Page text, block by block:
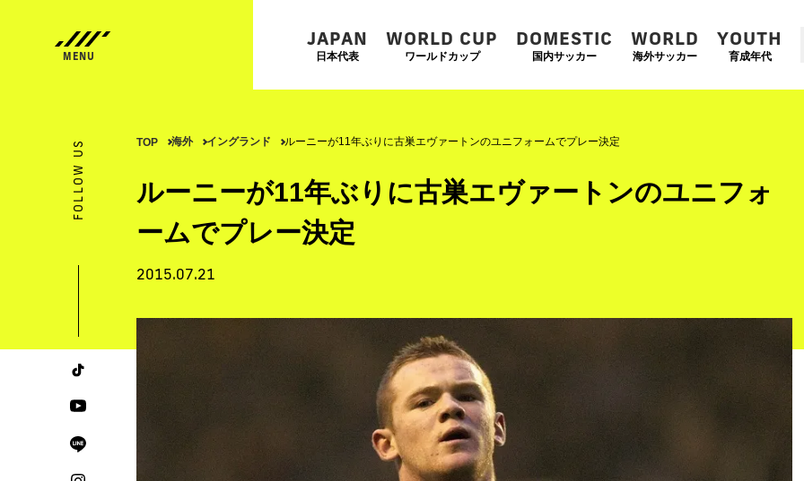
JAPAN
日本代表
WORLD CUP
ワールドカップ
DOMESTIC
国内サッカー
WORLD
海外サッカー
YOUTH
育成年代
FOLLOW US TOP 海外 イングランド ルーニーが11年ぶりに古巣エヴァートンのユニフォームでプレー決定
ルーニーが11年ぶりに古巣エヴァートンのユニフォ
ームでプレー決定
2015.07.21